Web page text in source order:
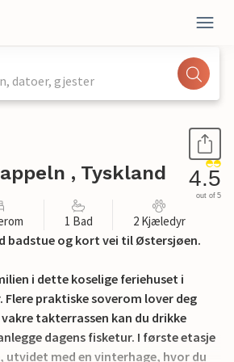
datoer, gjester
, Tyskland 4.5
out of 5
1 Bad 2 Kjæledyr
badstue og kort vei til Østersjøen.
i dette koselige feriehuset i
Flere praktiske soverom lover deg
takterrassen kan du drikke
dagens fisketur. I første etasje
utvidet med en vinterhage, hvor du